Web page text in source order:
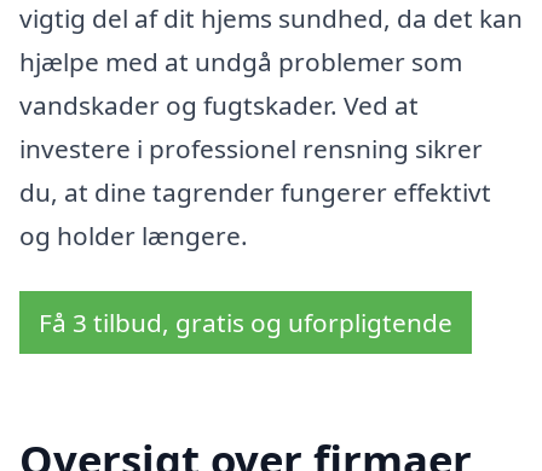
vigtig del af dit hjems sundhed, da det kan
hjælpe med at undgå problemer som
vandskader og fugtskader. Ved at
investere i professionel rensning sikrer
du, at dine tagrender fungerer effektivt
og holder længere.
Få 3 tilbud, gratis og uforpligtende
Oversigt over firmaer